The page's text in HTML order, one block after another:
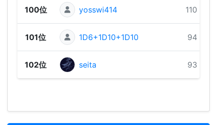
100位 yosswi414 110 pts
101位 1D6+1D10+1D10 94 pts
102位 seita 93 pts